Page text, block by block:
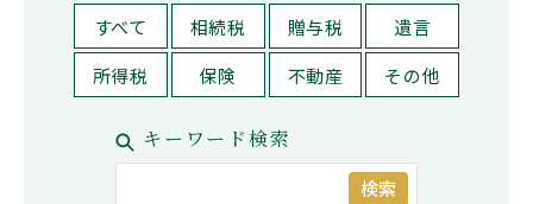
よくあるご質問
キーワード検索
検索
兄弟姉妹延滞税必要書類控除
相続税対策相続税早見表相続財産相続順位税務調査
すべて
相続税 贈与税
遺言
所得税
保険 不動産 その他
キーワード検索
検索